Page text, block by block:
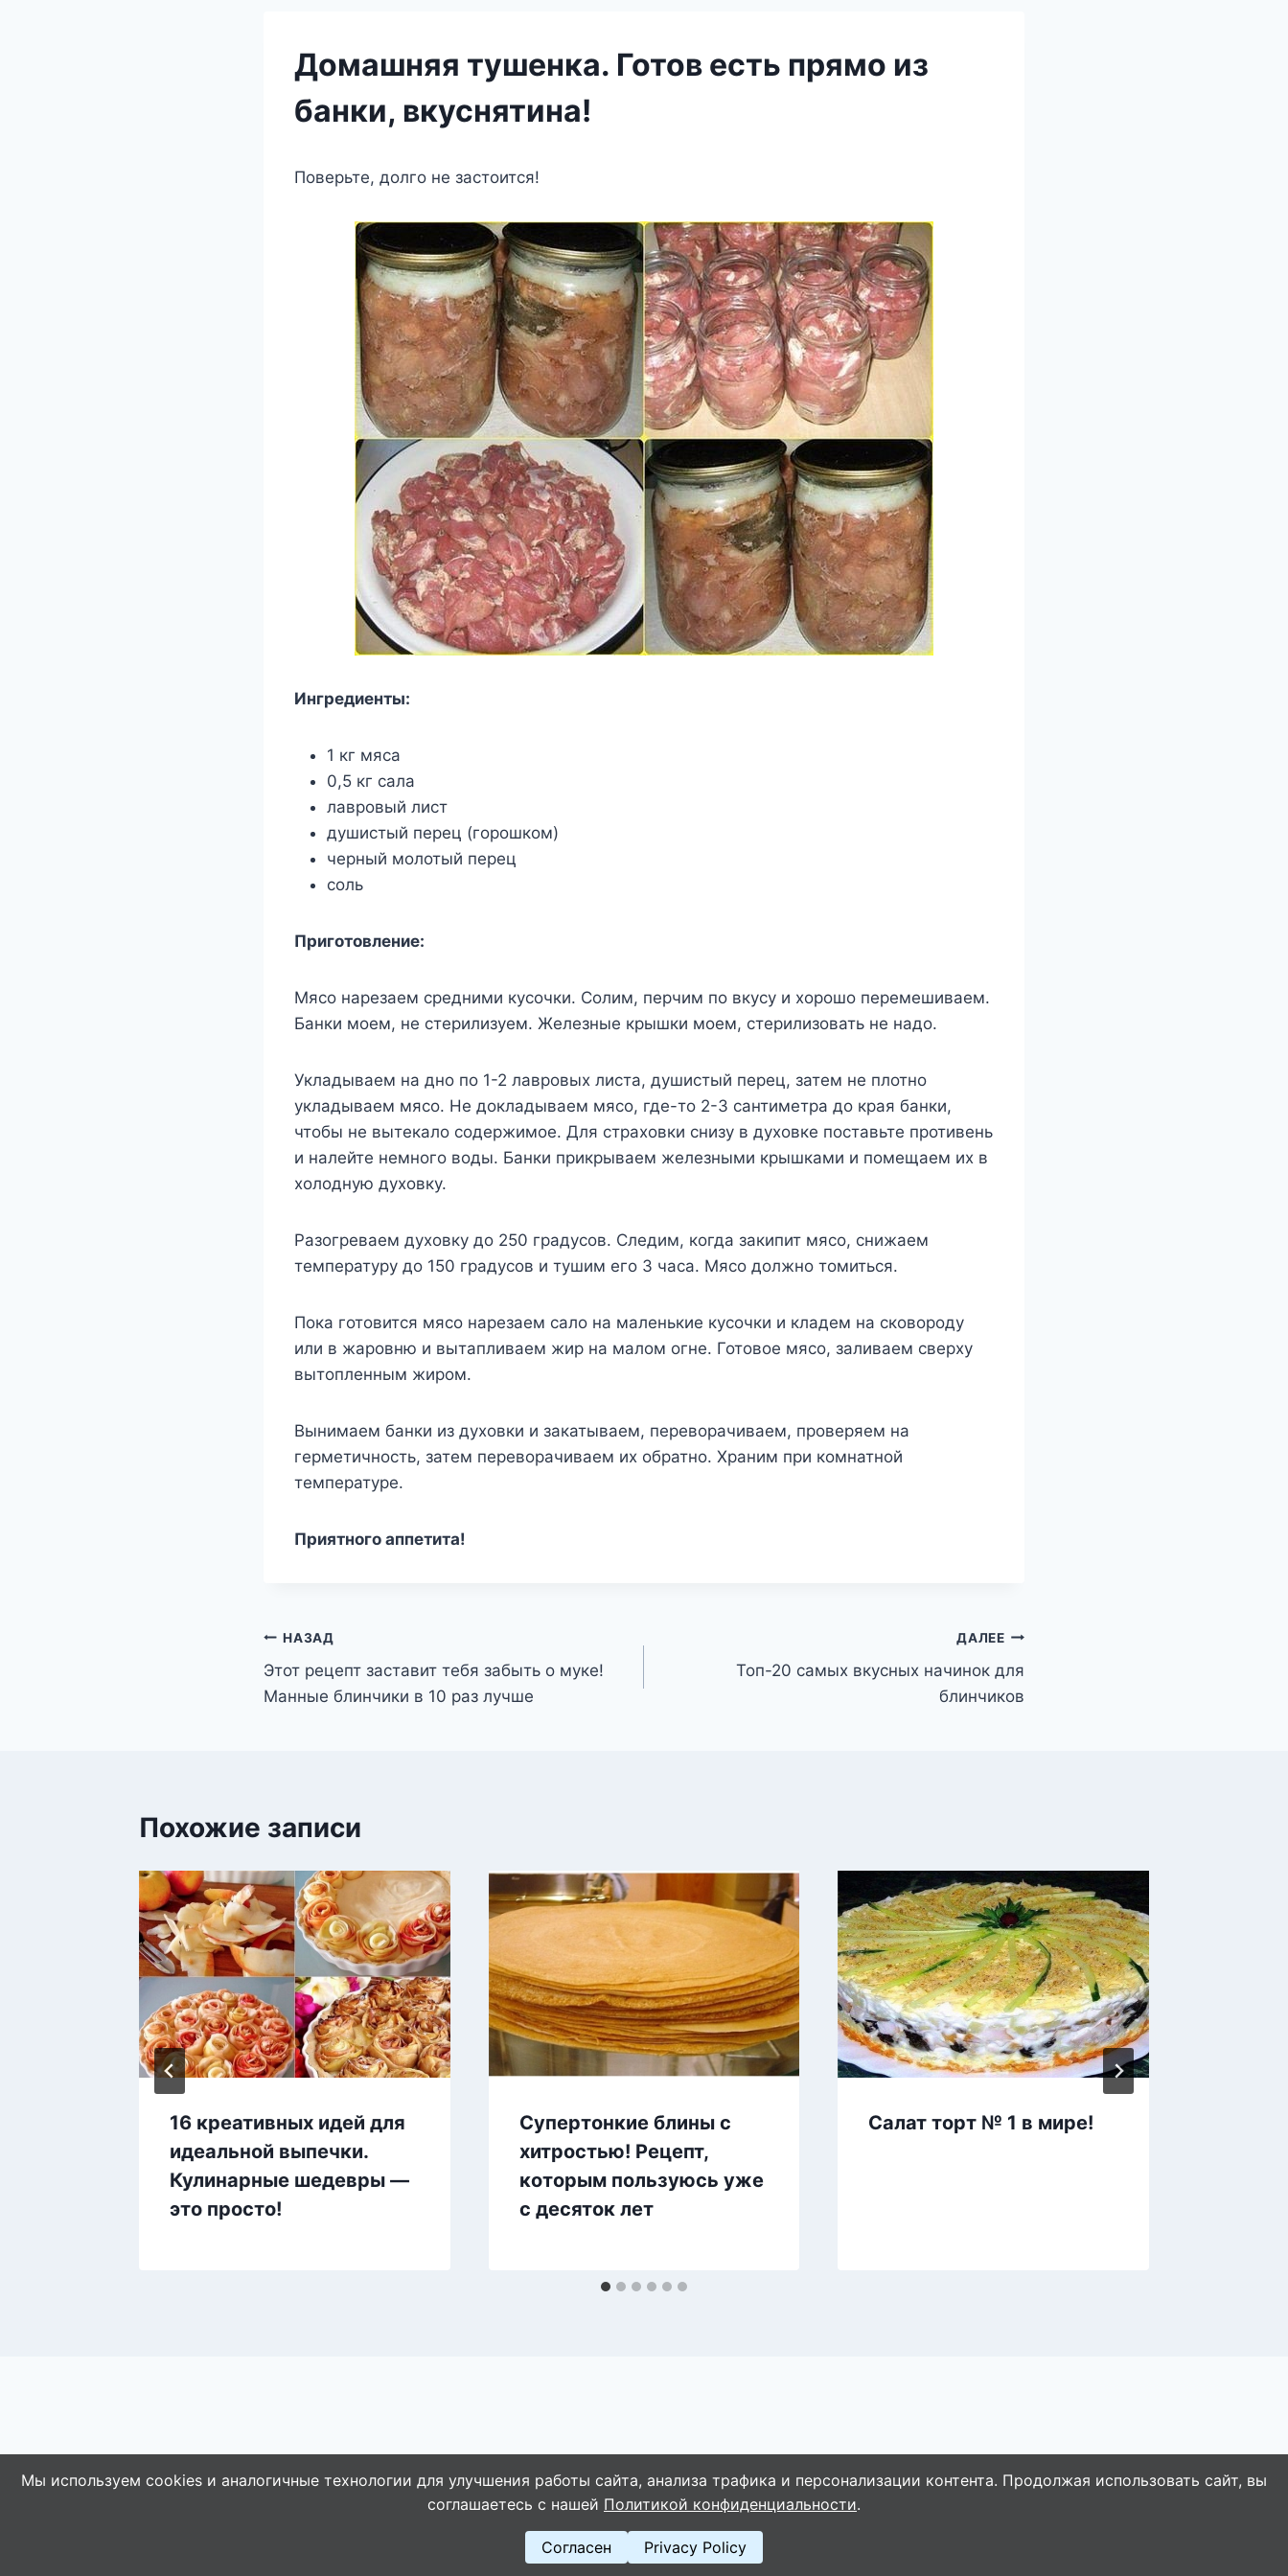
Домашняя тушенка. Готов есть прямо из
банки, вкуснятина!
Поверьте, долго не застоится!
Ингредиенты:
1 кг мяса
0,5 кг сала
лавровый лист
душистый перец (горошком)
черный молотый перец
соль
Приготовление:
Мясо нарезаем средними кусочки. Солим, перчим по вкусу и хорошо перемешиваем.
Банки моем, не стерилизуем. Железные крышки моем, стерилизовать не надо.
Укладываем на дно по 1-2 лавровых листа, душистый перец, затем не плотно
укладываем мясо. Не докладываем мясо, где-то 2-3 сантиметра до края банки,
чтобы не вытекало содержимое. Для страховки снизу в духовке поставьте противень
и налейте немного воды. Банки прикрываем железными крышками и помещаем их в
холодную духовку.
Разогреваем духовку до 250 градусов. Следим, когда закипит мясо, снижаем
температуру до 150 градусов и тушим его 3 часа. Мясо должно томиться.
Пока готовится мясо нарезаем сало на маленькие кусочки и кладем на сковороду
или в жаровню и вытапливаем жир на малом огне. Готовое мясо, заливаем сверху
вытопленным жиром.
Вынимаем банки из духовки и закатываем, переворачиваем, проверяем на
герметичность, затем переворачиваем их обратно. Храним при комнатной
температуре.
Приятного аппетита!
Навигация
по
НАЗАД
Этот рецепт заставит тебя забыть о муке!
Манные блинчики в 10 раз лучше
ДАЛЕЕ
Топ-20 самых вкусных начинок для
блинчиков
Похожие записи
16 креативных идей для
идеальной выпечки.
Кулинарные шедевры —
это просто!
Супертонкие блины с
хитростью! Рецепт,
которым пользуюсь уже
с десяток лет
Салат торт № 1 в мире!
© 2026 WebVinegret
Мы используем cookies и аналогичные технологии для улучшения работы сайта, анализа трафика и персонализации контента. Продолжая использовать сайт, вы
соглашаетесь с нашей Политикой конфиденциальности.
Согласен Privacy Policy